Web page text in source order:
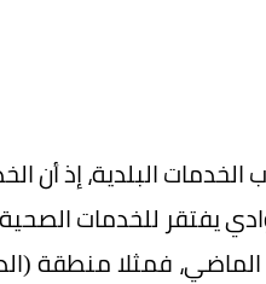
البلدية، إذ أن
يفتقر للخدمات